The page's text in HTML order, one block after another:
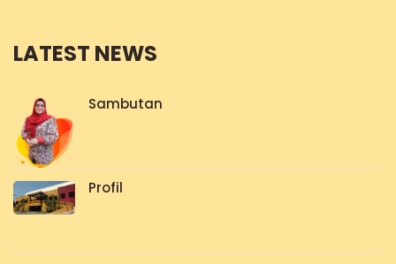
LATEST NEWS
Sambutan
Profil